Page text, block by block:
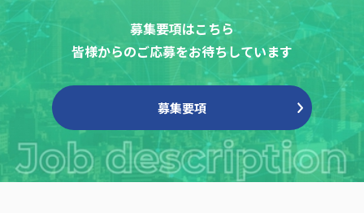
募集要項はこちら
皆様からのご応募をお待ちしています
募集要項